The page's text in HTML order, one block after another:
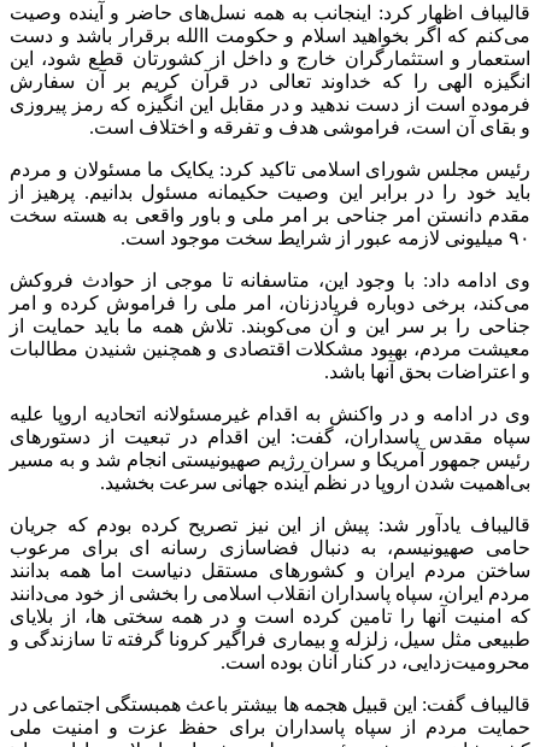
قالیباف اظهار کرد: اینجانب به همه‌ نسل‌های حاضر و آینده وصیت
می‌کنم که اگر بخواهید اسلام و حکومت االله برقرار باشد و دست
استعمار و استثمارگران خارج و داخل از کشورتان قطع شود، این
انگیزه‌ الهی را که خداوند تعالی در قرآن کریم بر آن سفارش
فرموده است از دست ندهید و در مقابل این انگیزه که رمز پیروزی
و بقای آن است، فراموشی هدف و تفرقه و اختلاف است.
رئیس مجلس شورای اسلامی تاکید کرد: یکایک ما مسئولان و مردم
باید خود را در برابر این وصیت حکیمانه مسئول بدانیم. پرهیز از
مقدم دانستن امر جناحی بر امر ملی و باور واقعی به هسته‌ سخت
۹۰ میلیونی لازمه‌ عبور از شرایط سخت موجود است.
وی ادامه داد: با وجود این، متاسفانه تا موجی از حوادث فروکش
می‌کند، برخی دوباره فریادزنان، امر ملی را فراموش کرده و امر
جناحی را بر سر این و آن می‌کوبند. تلاش همه‌ ما باید حمایت از
معیشت مردم، بهبود مشکلات اقتصادی و همچنین شنیدن مطالبات
و اعتراضات بحق آنها باشد.
وی در ادامه و در واکنش به اقدام غیرمسئولانه‌ اتحادیه‌ اروپا علیه
سپاه مقدس پاسداران، گفت: این اقدام در تبعیت از دستورهای
رئیس جمهور آمریکا و سران رژیم صهیونیستی انجام شد و به مسیر
بی‌اهمیت شدن اروپا در نظم آینده‌ جهانی سرعت بخشید.
قالیباف یادآور شد: پیش از این نیز تصریح کرده بودم که جریان
حامی صهیونیسم، به دنبال فضاسازی رسانه ای برای مرعوب
ساختن مردم ایران و کشورهای مستقل دنیاست اما همه بدانند
مردم ایران، سپاه پاسداران انقلاب اسلامی را بخشی از خود می‌دانند
که امنیت آنها را تامین کرده است و در همه‌ سختی ها، از بلایای
طبیعی مثل سیل، زلزله و بیماری فراگیر کرونا گرفته تا سازندگی و
محرومیت‌زدایی، در کنار آنان بوده است.
قالیباف گفت: این قبیل هجمه ها بیشتر باعث همبستگی اجتماعی در
حمایت مردم از سپاه پاسداران برای حفظ عزت و امنیت ملی